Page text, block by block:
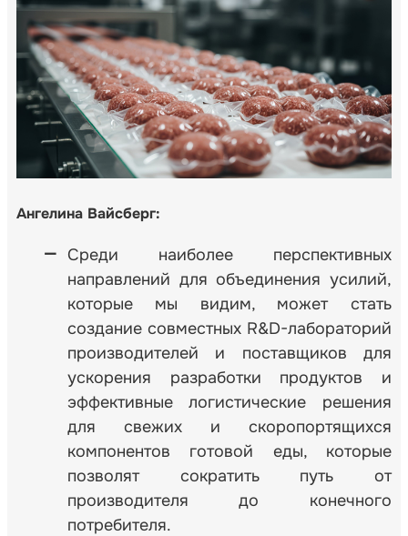
Ангелина Вайсберг:
Среди наиболее перспективных
направлений для объединения усилий,
которые мы видим, может стать
создание совместных R&D-лабораторий
производителей и поставщиков для
ускорения разработки продуктов и
эффективные логистические решения
для свежих и скоропортящихся
компонентов готовой еды, которые
позволят сократить путь от
производителя до конечного
потребителя.